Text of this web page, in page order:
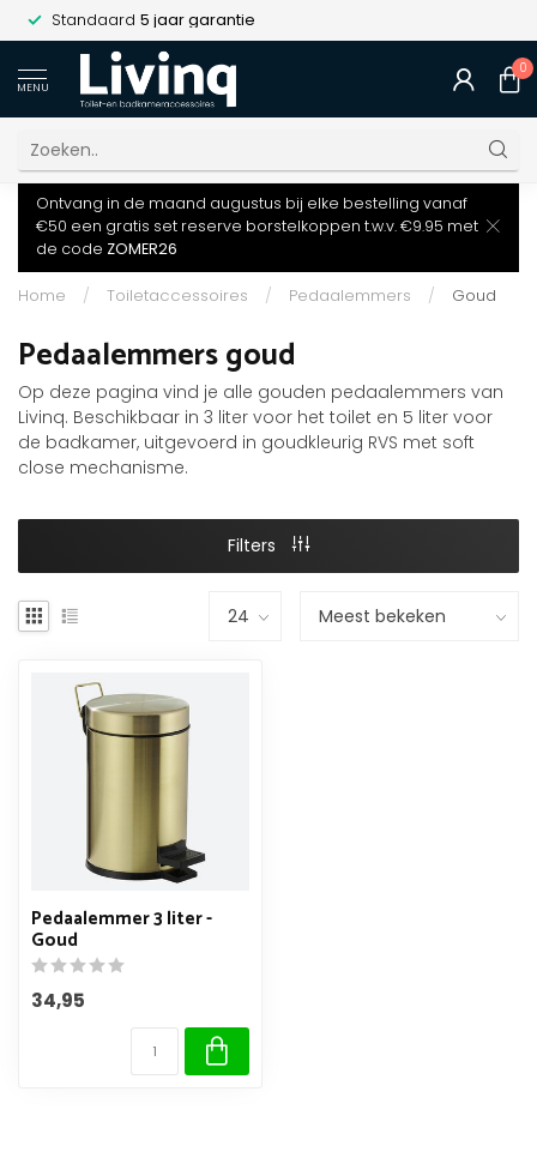
Standaard 5 jaar garantie
MENU
0
Ontvang in de maand augustus bij elke bestelling vanaf
€50 een gratis set reserve borstelkoppen t.w.v. €9.95 met
de code ZOMER26
Home / Toiletaccessoires / Pedaalemmers / Goud
Pedaalemmers goud
Op deze pagina vind je alle gouden pedaalemmers van
Livinq. Beschikbaar in 3 liter voor het toilet en 5 liter voor
de badkamer, uitgevoerd in goudkleurig RVS met soft
close mechanisme.
Filters
Pedaalemmer 3 liter -
Goud
34,95